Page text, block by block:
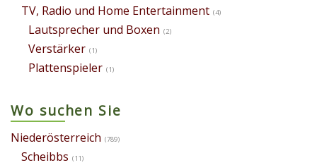
TV, Radio und Home Entertainment (4)
Lautsprecher und Boxen (2)
Verstärker (1)
Plattenspieler (1)
Wo suchen Sie
Niederösterreich (789)
Scheibbs (11)